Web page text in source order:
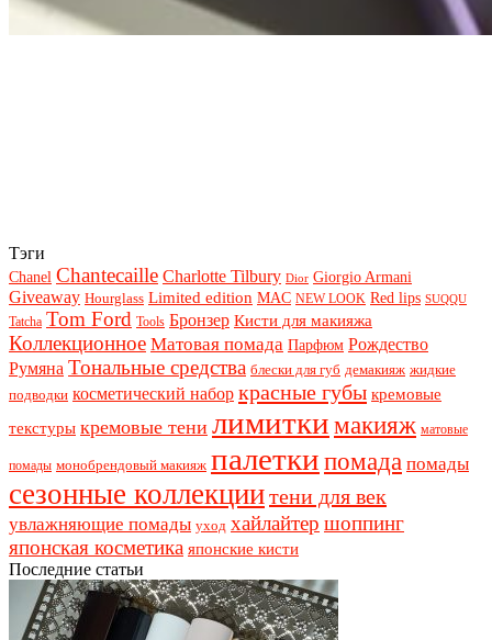
Тэги
Chanel Chantecaille Charlotte Tilbury Dior Giorgio Armani
Giveaway Hourglass Limited edition MAC NEW LOOK Red lips SUQQU
Tatcha Tom Ford Tools Бронзер Кисти для макияжа
Коллекционное Матовая помада Парфюм Рождество
Румяна Тональные средства блески для губ демакияж жидкие
подводки косметический набор красные губы кремовые
текстуры кремовые тени лимиткимакияж матовые
помады монобрендовый макияж палеткипомада помады
сезонные коллекциитени для век
увлажняющие помады уход хайлайтер шоппинг
японская косметика японские кисти
Последние статьи